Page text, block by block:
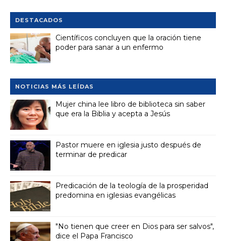
DESTACADOS
Científicos concluyen que la oración tiene
poder para sanar a un enfermo
NOTICIAS MÁS LEÍDAS
Mujer china lee libro de biblioteca sin saber
que era la Biblia y acepta a Jesús
Pastor muere en iglesia justo después de
terminar de predicar
Predicación de la teología de la prosperidad
predomina en iglesias evangélicas
"No tienen que creer en Dios para ser salvos",
dice el Papa Francisco